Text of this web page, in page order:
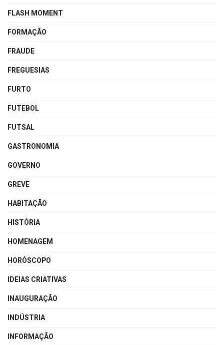
FLASH MOMENT
FORMAÇÃO
FRAUDE
FREGUESIAS
FURTO
FUTEBOL
FUTSAL
GASTRONOMIA
GOVERNO
GREVE
HABITAÇÃO
HISTÓRIA
HOMENAGEM
HORÓSCOPO
IDEIAS CRIATIVAS
INAUGURAÇÃO
INDÚSTRIA
INFORMAÇÃO